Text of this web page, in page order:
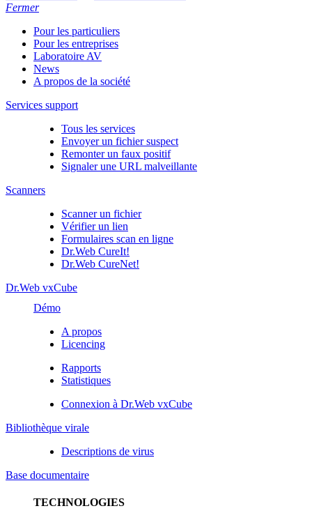
Fermer
Pour les particuliers
Pour les entreprises
Laboratoire AV
News
A propos de la société
Services support
Tous les services
Envoyer un fichier suspect
Remonter un faux positif
Signaler une URL malveillante
Scanners
Scanner un fichier
Vérifier un lien
Formulaires scan en ligne
Dr.Web CureIt!
Dr.Web CureNet!
Dr.Web vxCube
Démo
A propos
Licencing
Rapports
Statistiques
Connexion à Dr.Web vxCube
Bibliothèque virale
Descriptions de virus
Base documentaire
TECHNOLOGIES